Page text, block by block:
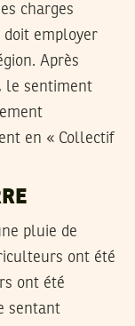
charges
doit employer
Après
le sentiment
en « Collectif
pluie de
ont été
ont été
sentant